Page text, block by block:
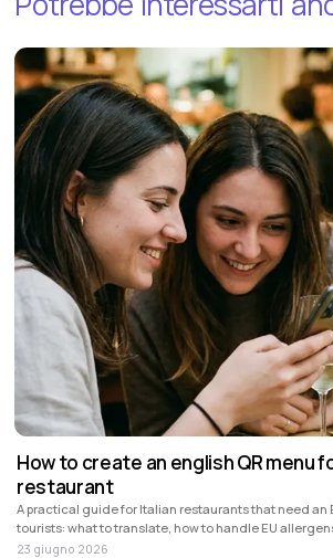
How to create an english QR menu
restaurant
A practical guide for Italian restaurants that need an
tourists: what to translate, how to handle EU
helps and how Stello fits.
23 giugno 2026